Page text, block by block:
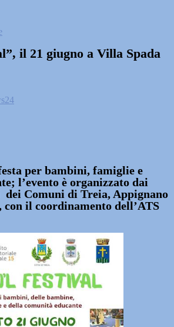
il 21 giugno a Villa Spada
per bambini, famiglie e
l’evento è organizzato dai
Comuni di Treia, Appignano
con il coordinamento dell’ATS